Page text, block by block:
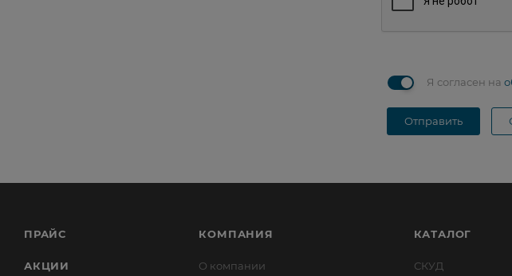
Я согласен на
Отправить
ПРАЙС
АКЦИИ
КОМПАНИЯ
О компании
КАТАЛОГ
СКУД